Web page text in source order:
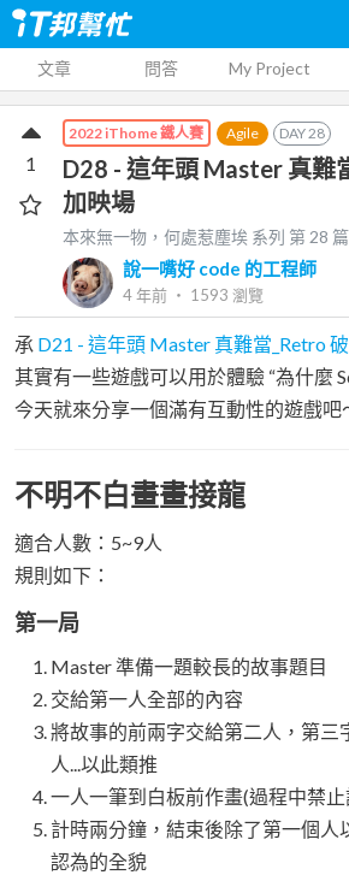
文章 問答 My Project
2022 iThome 鐵人賽 Agile DAY28
D28 - 這年頭 Master 真難
加映場
本來無一物，何處惹塵埃 系列 第28 篇
說一嘴好 code 的工程師
4 年前 ‧ 1593 瀏覽
1
承 D21 - 這年頭 Master 真難當_Retro
其實有一些遊戲可以用於體驗 “為什麼
今天就來分享一個滿有互動性的遊戲吧
不明不白畫畫接龍
適合人數：5~9人
規則如下：
第一局
Master 準備一題較長的故事題目
交給第一人全部的內容
將故事的前兩字交給第二人，第三
人...以此類推
一人一筆到白板前作畫(過程中禁止
計時兩分鐘，結束後除了第一個人
認為的全貌